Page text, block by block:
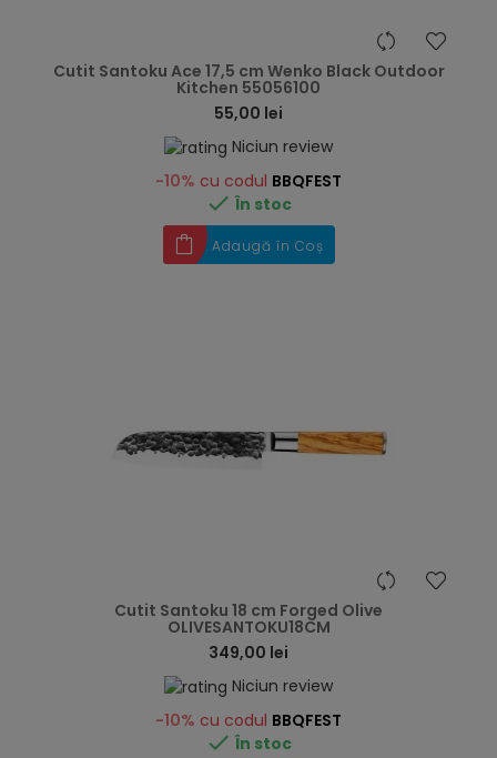
Cutit Santoku Ace 17,5 cm Wenko Black Outdoor
Kitchen 55056100
55,00 lei
Niciun review
-10% cu codul BBQFEST
 În stoc
Adaugă în Coș
Cutit Santoku 18 cm Forged Olive
OLIVESANTOKU18CM
349,00 lei
Niciun review
-10% cu codul BBQFEST
 În stoc